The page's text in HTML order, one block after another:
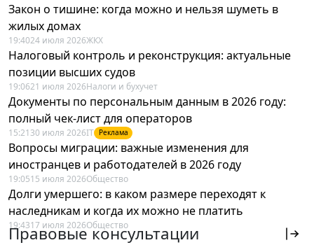
Закон о тишине: когда можно и нельзя шуметь в
жилых домах
19:4024 июля 2026ЖКХ
Налоговый контроль и реконструкция: актуальные
позиции высших судов
19:0621 июля 2026Налоги и бухучет
Документы по персональным данным в 2026 году:
полный чек-лист для операторов
15:21 30 июля 2026IT Реклама
Вопросы миграции: важные изменения для
иностранцев и работодателей в 2026 году
19:0515 июля 2026Общество
Долги умершего: в каком размере переходят к
наследникам и когда их можно не платить
19:4317 июля 2026Общество
Правовые консультации